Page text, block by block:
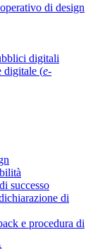
di design
digitali
digitale (e-
successo
di
e procedura di